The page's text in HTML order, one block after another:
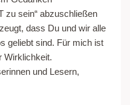
zu sein“ abzuschließen
dass Du und wir alle
geliebt sind. Für mich ist
Wirklichkeit.
und Lesern,